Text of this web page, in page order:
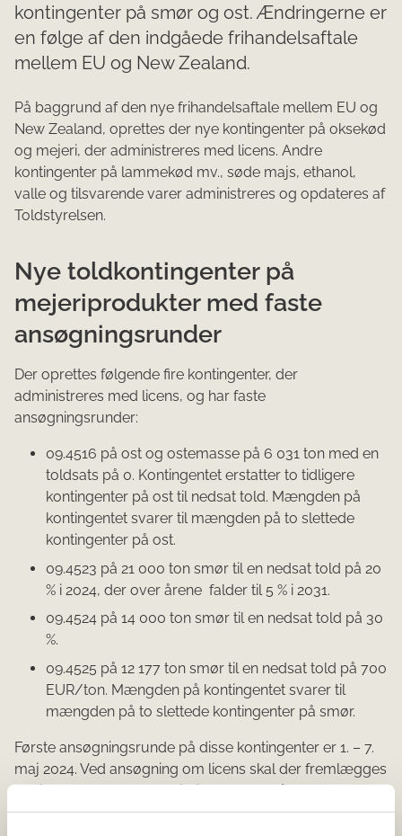
kontingenter på smør og ost. Ændringerne er
en følge af den indgåede frihandelsaftale
mellem EU og New Zealand.
På baggrund af den nye frihandelsaftale mellem EU og
New Zealand, oprettes der nye kontingenter på oksekød
og mejeri, der administreres med licens. Andre
kontingenter på lammekød mv., søde majs, ethanol,
valle og tilsvarende varer administreres og opdateres af
Toldstyrelsen.
Nye toldkontingenter på
mejeriprodukter med faste
ansøgningsrunder
Der oprettes følgende fire kontingenter, der
administreres med licens, og har faste
ansøgningsrunder:
09.4516 på ost og ostemasse på 6 031 ton med en
toldsats på 0. Kontingentet erstatter to tidligere
kontingenter på ost til nedsat told. Mængden på
kontingentet svarer til mængden på to slettede
kontingenter på ost.
09.4523 på 21 000 ton smør til en nedsat told på 20
% i 2024, der over årene falder til 5 % i 2031.
09.4524 på 14 000 ton smør til en nedsat told på 30
%.
09.4525 på 12 177 ton smør til en nedsat told på 700
EUR/ton. Mængden på kontingentet svarer til
mængden på to slettede kontingenter på smør.
Første ansøgningsrunde på disse kontingenter er 1. – 7.
maj 2024. Ved ansøgning om licens skal der fremlægges
bevis for handel med mejeriprodukter. På smør er
beviset på 100 ton, mens beviset på ost er på 25 ton.